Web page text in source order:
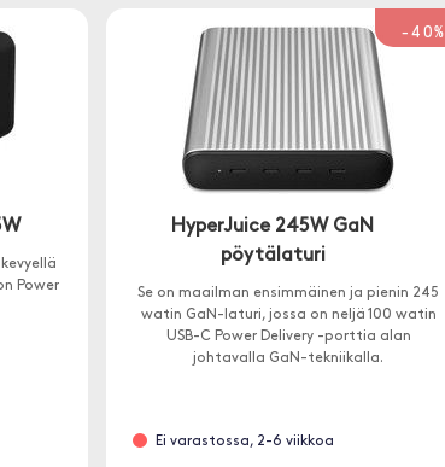
Power
-40%
HyperJuice 245W GaN
pöytälaturi
Se on maailman ensimmäinen ja pienin 245
watin GaN-laturi, jossa on neljä 100 watin
USB-C Power Delivery -porttia alan
johtavalla GaN-tekniikalla.
Ei varastossa, 2-6 viikkoa